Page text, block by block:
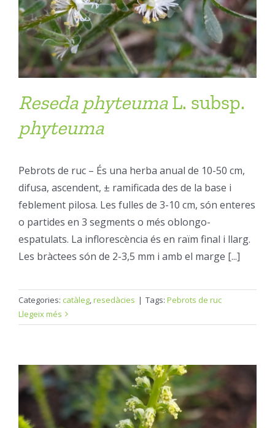
Reseda phyteumaL. subsp.
phyteuma
Pebrots de ruc – És una herba anual de 10-50 cm,
difusa, ascendent, ± ramificada des de la base i
feblement pilosa. Les fulles de 3-10 cm, són enteres
o partides en 3 segments o més oblongo-
espatulats. La inflorescència és en raïm final i llarg.
Les bràctees són de 2-3,5 mm i amb el marge [...]
Categories: catàleg,resedàcies | Tags: Pebrots de ruc
Llegeix més